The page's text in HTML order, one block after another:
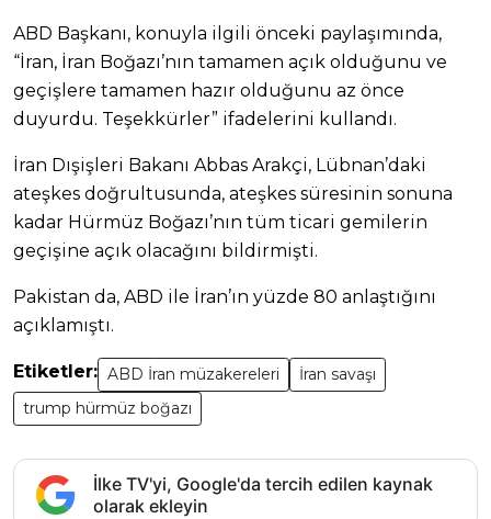
ABD Başkanı, konuyla ilgili önceki paylaşımında,
“İran, İran Boğazı’nın tamamen açık olduğunu ve
geçişlere tamamen hazır olduğunu az önce
duyurdu. Teşekkürler” ifadelerini kullandı.
İran Dışişleri Bakanı Abbas Arakçi, Lübnan’daki
ateşkes doğrultusunda, ateşkes süresinin sonuna
kadar Hürmüz Boğazı’nın tüm ticari gemilerin
geçişine açık olacağını bildirmişti.
Pakistan da, ABD ile İran’ın yüzde 80 anlaştığını
açıklamıştı.
Etiketler: ABD İran müzakereleri
İran savaşı
trump hürmüz boğazı
İlke TV'yi, Google'da tercih edilen kaynak
olarak ekleyin